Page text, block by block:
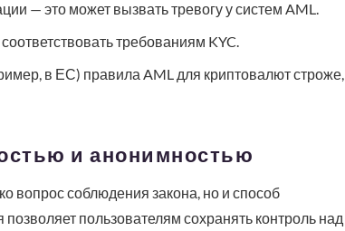
— это может вызвать тревогу у систем AML.
требованиям KYC.
в ЕС) правила AML для криптовалют строже,
и анонимностью
вопрос соблюдения закона, но и способ
пользователям сохранять контроль над